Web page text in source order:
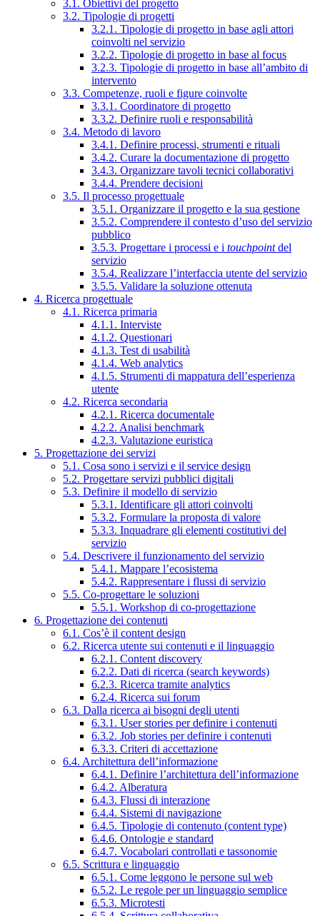
3.1. Obiettivi del progetto
3.2. Tipologie di progetti
3.2.1. Tipologie di progetto in base agli attori
coinvolti nel servizio
3.2.2. Tipologie di progetto in base al focus
3.2.3. Tipologie di progetto in base all’ambito di
intervento
3.3. Competenze, ruoli e figure coinvolte
3.3.1. Coordinatore di progetto
3.3.2. Definire ruoli e responsabilità
3.4. Metodo di lavoro
3.4.1. Definire processi, strumenti e rituali
3.4.2. Curare la documentazione di progetto
3.4.3. Organizzare tavoli tecnici collaborativi
3.4.4. Prendere decisioni
3.5. Il processo progettuale
3.5.1. Organizzare il progetto e la sua gestione
3.5.2. Comprendere il contesto d’uso del servizio
pubblico
3.5.3. Progettare i processi e i touchpointdel
servizio
3.5.4. Realizzare l’interfaccia utente del servizio
3.5.5. Validare la soluzione ottenuta
4. Ricerca progettuale
4.1. Ricerca primaria
4.1.1. Interviste
4.1.2. Questionari
4.1.3. Test di usabilità
4.1.4. Web analytics
4.1.5. Strumenti di mappatura dell’esperienza
utente
4.2. Ricerca secondaria
4.2.1. Ricerca documentale
4.2.2. Analisi benchmark
4.2.3. Valutazione euristica
5. Progettazione dei servizi
5.1. Cosa sono i servizi e il service design
5.2. Progettare servizi pubblici digitali
5.3. Definire il modello di servizio
5.3.1. Identificare gli attori coinvolti
5.3.2. Formulare la proposta di valore
5.3.3. Inquadrare gli elementi costitutivi del
servizio
5.4. Descrivere il funzionamento del servizio
5.4.1. Mappare l’ecosistema
5.4.2. Rappresentare i flussi di servizio
5.5. Co-progettare le soluzioni
5.5.1. Workshop di co-progettazione
6. Progettazione dei contenuti
6.1. Cos’è il content design
6.2. Ricerca utente sui contenuti e il linguaggio
6.2.1. Content discovery
6.2.2. Dati di ricerca (search keywords)
6.2.3. Ricerca tramite analytics
6.2.4. Ricerca sui forum
6.3. Dalla ricerca ai bisogni degli utenti
6.3.1. User stories per definire i contenuti
6.3.2. Job stories per definire i contenuti
6.3.3. Criteri di accettazione
6.4. Architettura dell’informazione
6.4.1. Definire l’architettura dell’informazione
6.4.2. Alberatura
6.4.3. Flussi di interazione
6.4.4. Sistemi di navigazione
6.4.5. Tipologie di contenuto (content type)
6.4.6. Ontologie e standard
6.4.7. Vocabolari controllati e tassonomie
6.5. Scrittura e linguaggio
6.5.1. Come leggono le persone sul web
6.5.2. Le regole per un linguaggio semplice
6.5.3. Microtesti